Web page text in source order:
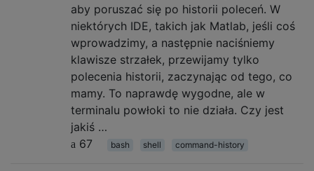
aby poruszać się po historii poleceń. W
niektórych IDE, takich jak Matlab, jeśli coś
wprowadzimy, a następnie naciśniemy
klawisze strzałek, przewijamy tylko
polecenia historii, zaczynając od tego, co
mamy. To naprawdę wygodne, ale w
terminalu powłoki to nie działa. Czy jest
jakiś …
67
bash shell command-history